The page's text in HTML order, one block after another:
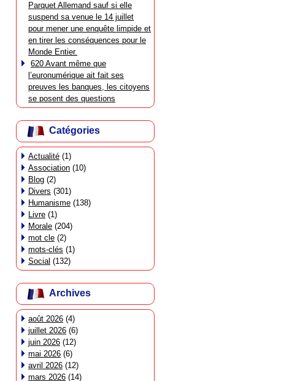
Parquet Allemand sauf si elle
suspend sa venue le 14 juillet
pour mener une enquête limpide et
en tirer les conséquences pour le
Monde Entier.
620 Avant même que
l’euronumérique ait fait ses
preuves les banques, les citoyens
se posent des questions
Catégories
Actualité (1)
Association (10)
Blog (2)
Divers (301)
Humanisme (138)
Livre (1)
Morale (204)
mot cle (2)
mots-clés (1)
Social (132)
Archives
août 2026 (4)
juillet 2026 (6)
juin 2026 (12)
mai 2026 (6)
avril 2026 (12)
mars 2026 (14)